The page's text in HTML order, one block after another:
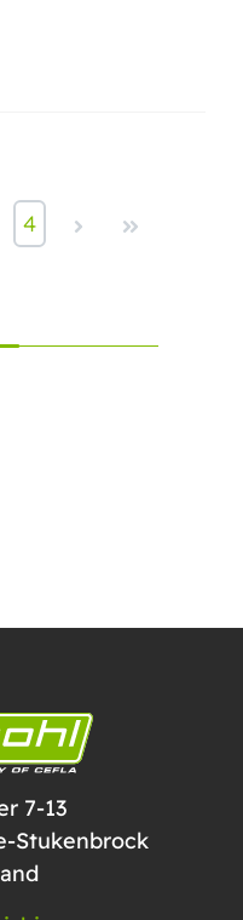
4 Next Last
7-13
Stukenbrock